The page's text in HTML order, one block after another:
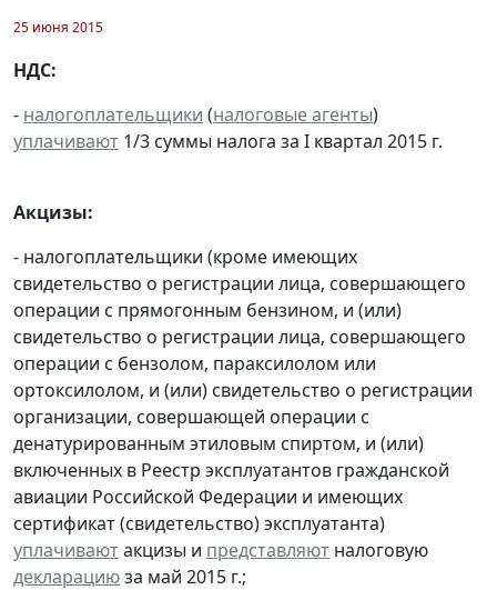
25 июня 2015
НДС:
- налогоплательщики (налоговые агенты)
уплачивают 1/3 суммы налога за I квартал 2015 г.
Акцизы:
- налогоплательщики (кроме имеющих
свидетельство о регистрации лица, совершающего
операции с прямогонным бензином, и (или)
свидетельство о регистрации лица, совершающего
операции с бензолом, параксилолом или
ортоксилолом, и (или) свидетельство о регистрации
организации, совершающей операции с
денатурированным этиловым спиртом, и (или)
включенных в Реестр эксплуатантов гражданской
авиации Российской Федерации и имеющих
сертификат (свидетельство) эксплуатанта)
уплачиваютакцизы и представляют налоговую
декларациюза май 2015 г.;